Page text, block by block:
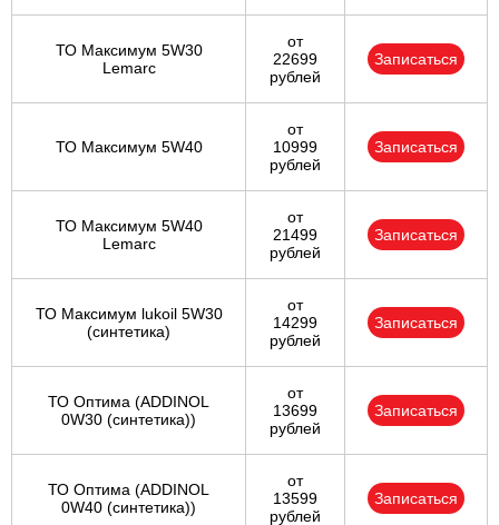
ТО Максимум 5W30
Lemarc
от
22699
рублей
Записаться
ТО Максимум 5W40
от
10999
рублей
Записаться
ТО Максимум 5W40
Lemarc
от
21499
рублей
Записаться
ТО Максимум lukoil 5W30
(синтетика)
от
14299
рублей
Записаться
ТО Оптима (ADDINOL
0W30 (синтетика))
от
13699
рублей
Записаться
ТО Оптима (ADDINOL
0W40 (синтетика))
от
13599
рублей
Записаться